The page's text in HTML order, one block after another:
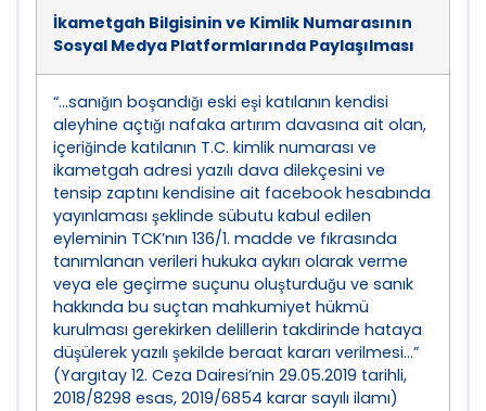
İkametgah Bilgisinin ve Kimlik Numarasının
Sosyal Medya Platformlarında Paylaşılması
“…sanığın boşandığı eski eşi katılanın kendisi
aleyhine açtığı nafaka artırım davasına ait olan,
içeriğinde katılanın T.C. kimlik numarası ve
ikametgah adresi yazılı dava dilekçesini ve
tensip zaptını kendisine ait facebook hesabında
yayınlaması şeklinde sübutu kabul edilen
eyleminin TCK’nın 136/1. madde ve fıkrasında
tanımlanan verileri hukuka aykırı olarak verme
veya ele geçirme suçunu oluşturduğu ve sanık
hakkında bu suçtan mahkumiyet hükmü
kurulması gerekirken delillerin takdirinde hataya
düşülerek yazılı şekilde beraat kararı verilmesi…”
(Yargıtay 12. Ceza Dairesi’nin 29.05.2019 tarihli,
2018/8298 esas, 2019/6854 karar sayılı ilamı)